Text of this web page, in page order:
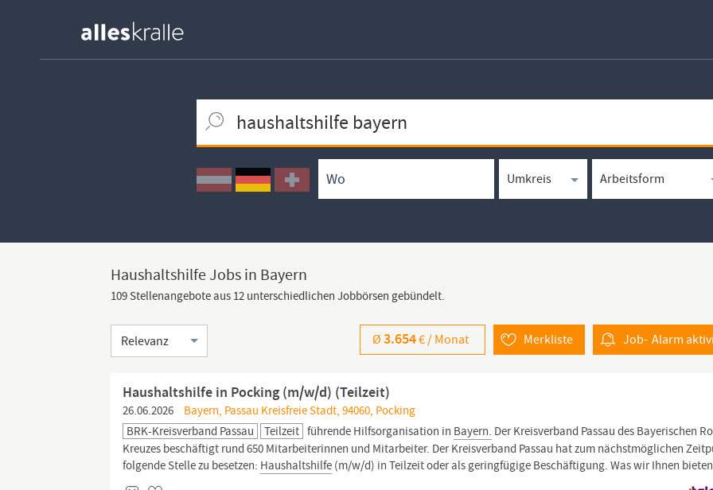
Ortssuche
Umkreissuche
Arbeitsform
Haushaltshilfe Jobs in Bayern
109 Stellenangebote aus 12 unterschiedlichen Jobbörsen gebündelt.
Sortierung Job- Alarm
Merkliste
Ø3.654€ / Monat
Haushaltshilfe in Pocking (m/w/d) (Teilzeit)
26.06.2026
Bayern, Passau Kreisfreie Stadt, 94060, Pocking
BRK-Kreisverband Passau
Teilzeit führende Hilfsorganisation in Bayern. Der Kreisverband Passau des Bayerischen
Kreuzes beschäftigt rund 650 Mitarbeiterinnen und Mitarbeiter. Der Kreisverband Passau hat zum nächstmöglichen
folgende Stelle zu besetzen: Haushaltshilfe (m/w/d) in Teilzeit oder als geringfügige Beschäftigung. Was wir Ihnen bieten